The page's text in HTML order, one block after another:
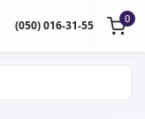
(050) 016-31-55 0